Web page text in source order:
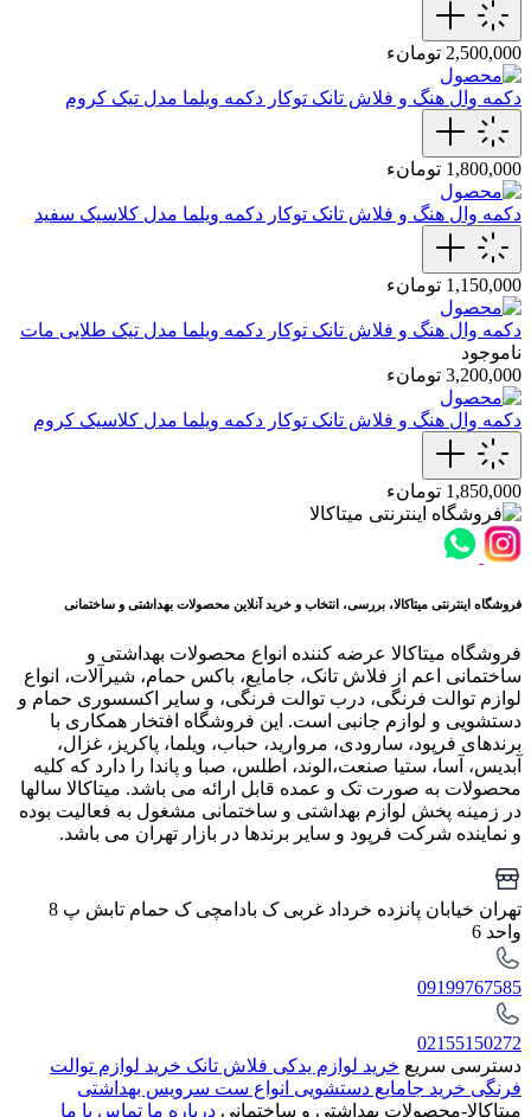
2,500,000 تومانء
دکمه وال هنگ و فلاش تانک توکار دکمه ویلما مدل تیک کروم
1,800,000 تومانء
دکمه وال هنگ و فلاش تانک توکار دکمه ویلما مدل کلاسیک سفید
1,150,000 تومانء
دکمه وال هنگ و فلاش تانک توکار دکمه ویلما مدل تیک طلایی مات
ناموجود
3,200,000 تومانء
دکمه وال هنگ و فلاش تانک توکار دکمه ویلما مدل کلاسیک کروم
1,850,000 تومانء
فروشگاه اینترنتی میتاکالا، بررسی، انتخاب و خرید آنلاین محصولات بهداشتی و ساختمانی
فروشگاه میتاکالا عرضه کننده انواع محصولات بهداشتی و
ساختمانی اعم از فلاش تانک، جامایع، باکس حمام، شیرآلات، انواع
لوازم توالت فرنگی، درب توالت فرنگی، و سایر اکسسوری حمام و
دستشویی و لوازم جانبی است. این فروشگاه افتخار همکاری با
برندهای فرپود، سارودی، مروارید، حباب، ویلما، پاکریز، غزال،
آبدیس، آسا، ستیا صنعت،الوند، اطلس، صبا و پاندا را دارد که کلیه
محصولات به صورت تک و عمده قابل ارائه می باشد. میتاکالا سالها
در زمینه پخش لوازم بهداشتی و ساختمانی مشغول به فعالیت بوده
و نماینده شرکت فرپود و سایر برندها در بازار تهران می باشد.
تهران خیابان پانزده خرداد غربی ک بادامچی ک حمام تابش پ 8
واحد 6
09199767585
02155150272
دسترسی سریع خرید لوازم یدکی فلاش تانک خرید لوازم توالت
فرنگی خرید جامایع دستشویی انواع ست سرویس بهداشتی
میتاکالا-محصولات بهداشتی و ساختمانی درباره ما تماس با ما